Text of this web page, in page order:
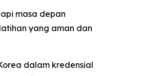
masa depan
yang aman dan
dalam kredensial